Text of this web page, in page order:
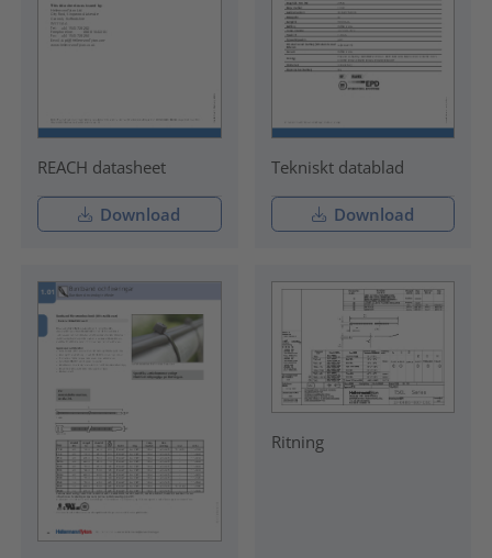
REACH datasheet
Download
Tekniskt datablad
Download
Ritning